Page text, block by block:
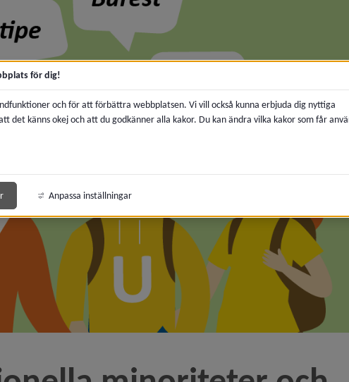
sekretess
rättssäkerhet
funktionsnedsättning
för dig!
och för att förbättra webbplatsen. Vi vill också kunna erbjuda dig nyttiga
det känns okej och att du godkänner alla kakor. Du kan ändra vilka kakor som får
Anpassa inställningar